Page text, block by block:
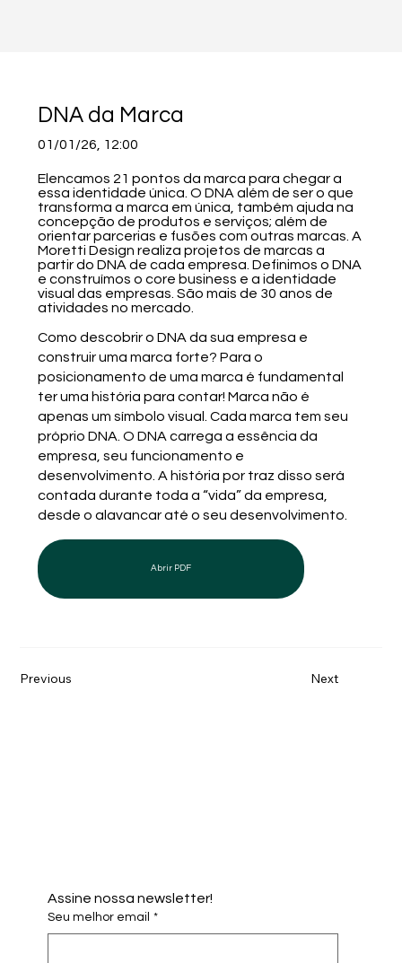
DNA da Marca
01/01/26, 12:00
Elencamos 21 pontos da marca para chegar a
essa identidade única. O DNA além de ser o que
transforma a marca em única, também ajuda na
concepção de produtos e serviços; além de
orientar parcerias e fusões com outras marcas. A
Moretti Design realiza projetos de marcas a
partir do DNA de cada empresa. Definimos o DNA
e construímos o core business e a identidade
visual das empresas. São mais de 30 anos de
atividades no mercado.
Como descobrir o DNA da sua empresa e
construir uma marca forte? Para o
posicionamento de uma marca é fundamental
ter uma história para contar! Marca não é
apenas um símbolo visual. Cada marca tem seu
próprio DNA. O DNA carrega a essência da
empresa, seu funcionamento e
desenvolvimento. A história por traz disso será
contada durante toda a “vida” da empresa,
desde o alavancar até o seu desenvolvimento.
Abrir PDF
Previous Next
Assine nossa newsletter!
Seu melhor email *